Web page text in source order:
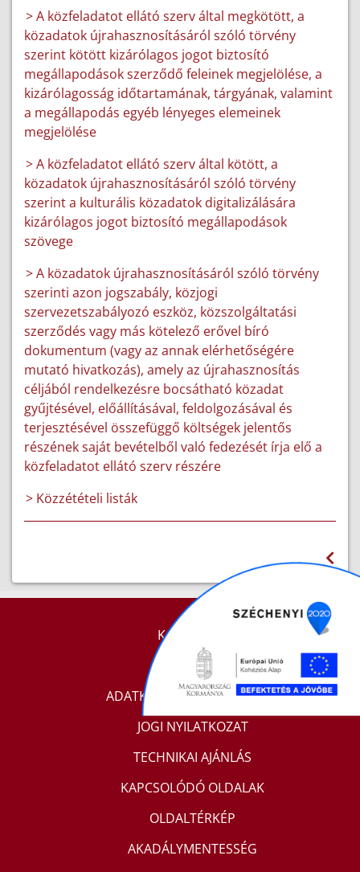
> A közfeladatot ellátó szerv által megkötött, a
közadatok újrahasznosításáról szóló törvény
szerint kötött kizárólagos jogot biztosító
megállapodások szerződő feleinek megjelölése, a
kizárólagosság időtartamának, tárgyának, valamint
a megállapodás egyéb lényeges elemeinek
megjelölése
> A közfeladatot ellátó szerv által kötött, a
közadatok újrahasznosításáról szóló törvény
szerint a kulturális közadatok digitalizálására
kizárólagos jogot biztosító megállapodások
szövege
> A közadatok újrahasznosításáról szóló törvény
szerinti azon jogszabály, közjogi
szervezetszabályozó eszköz, közszolgáltatási
szerződés vagy más kötelező erővel bíró
dokumentum (vagy az annak elérhetőségére
mutató hivatkozás), amely az újrahasznosítás
céljából rendelkezésre bocsátható közadat
gyűjtésével, előállításával, feldolgozásával és
terjesztésével összefüggő költségek jelentős
részének saját bevételből való fedezését írja elő a
közfeladatot ellátó szerv részére
> Közzétételi listák
KAPCSOLAT
IMPRESSZUM
ADATKEZELÉSI TÁJÉKOZTATÓ
JOGI NYILATKOZAT
TECHNIKAI AJÁNLÁS
KAPCSOLÓDÓ OLDALAK
OLDALTÉRKÉP
AKADÁLYMENTESSÉG